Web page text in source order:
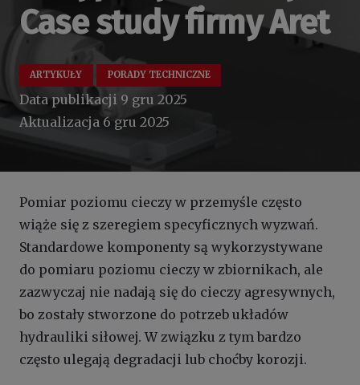
Case study firmy Aret
ARTYKUŁY PORADY TECHNICZNE
Data publikacji 9 gru 2025
Aktualizacja 6 gru 2025
Pomiar poziomu cieczy w przemyśle często
wiąże się z szeregiem specyficznych wyzwań.
Standardowe komponenty są wykorzystywane
do pomiaru poziomu cieczy w zbiornikach, ale
zazwyczaj nie nadają się do cieczy agresywnych,
bo zostały stworzone do potrzeb układów
hydrauliki siłowej. W związku z tym bardzo
często ulegają degradacji lub choćby korozji.